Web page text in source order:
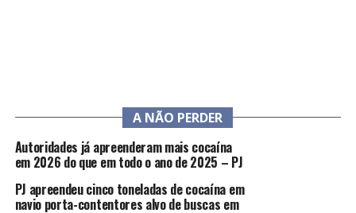
A NÃO PERDER
Autoridades já apreenderam mais cocaína
em 2026 do que em todo o ano de 2025 – PJ
PJ apreendeu cinco toneladas de cocaína em
navio porta-contentores alvo de buscas em